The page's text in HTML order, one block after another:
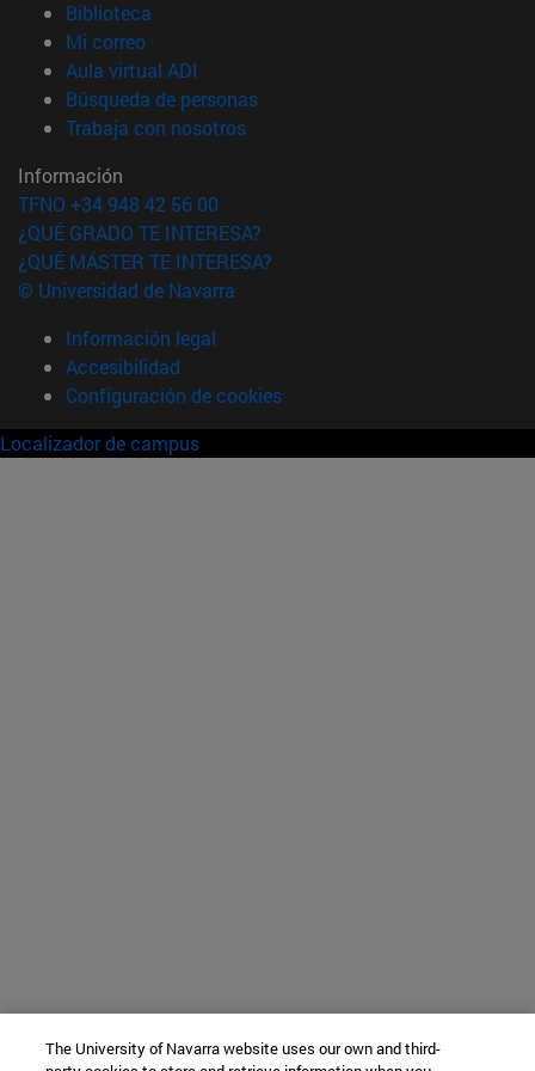
Biblioteca
Mi correo(abre en nueva ventana)
Aula virtual ADI
Búsqueda de personas(abre en nueva ventana)
Trabaja con nosotros(abre en nueva ventana)
Información
TFNO +34 948 42 56 00
¿QUÉ GRADO TE INTERESA?
¿QUÉ MÁSTER TE INTERESA?
© Universidad de Navarra
Información legal
Accesibilidad
Configuración de cookies
Localizador de campus
The University of Navarra website uses our own and third-